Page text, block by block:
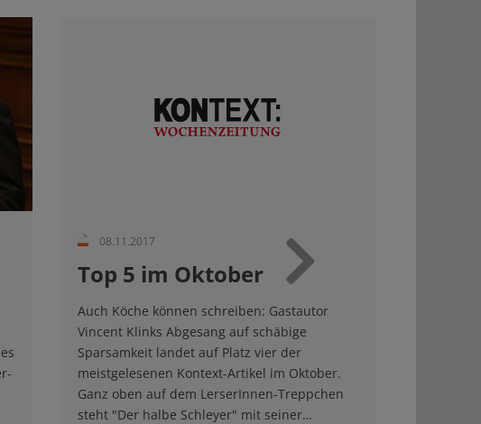
08.11.2017
Top 5 im Oktober
Auch Köche können schreiben: Gastautor
Vincent Klinks Abgesang auf schäbige
Sparsamkeit landet auf Platz vier der
meistgelesenen Kontext-Artikel im Oktober.
Ganz oben auf dem LerserInnen-Treppchen
steht "Der halbe Schleyer" mit seiner…
Weiter